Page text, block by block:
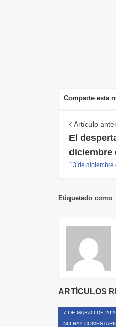
Comparte esta
Artículo
El
diciembre
13 de diciembre
Etiquetado como
ARTÍCULOS
7 DE MARZO DE
NO HAY